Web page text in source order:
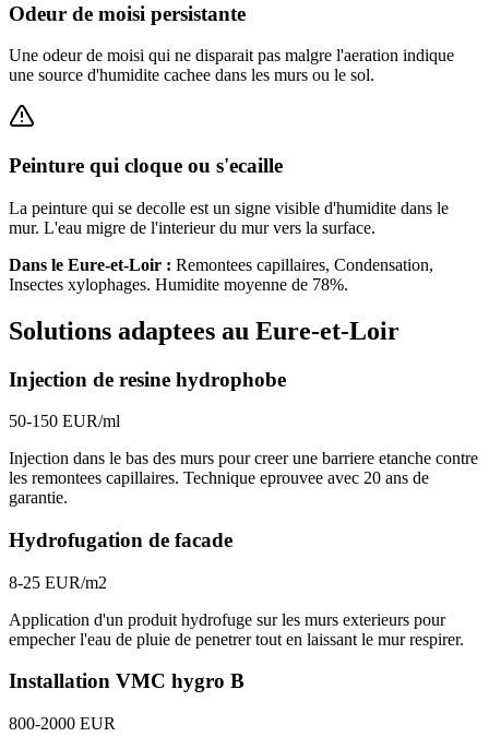
Odeur de moisi persistante
Une odeur de moisi qui ne disparait pas malgre l'aeration indique
une source d'humidite cachee dans les murs ou le sol.
Peinture qui cloque ou s'ecaille
La peinture qui se decolle est un signe visible d'humidite dans le
mur. L'eau migre de l'interieur du mur vers la surface.
Dans le Eure-et-Loir : Remontees capillaires, Condensation,
Insectes xylophages. Humidite moyenne de 78%.
Solutions adaptees au Eure-et-Loir
Injection de resine hydrophobe
50-150 EUR/ml
Injection dans le bas des murs pour creer une barriere etanche contre
les remontees capillaires. Technique eprouvee avec 20 ans de
garantie.
Hydrofugation de facade
8-25 EUR/m2
Application d'un produit hydrofuge sur les murs exterieurs pour
empecher l'eau de pluie de penetrer tout en laissant le mur respirer.
Installation VMC hygro B
800-2000 EUR